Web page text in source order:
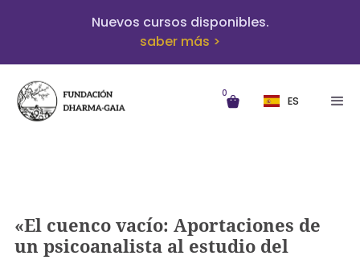
Nuevos cursos disponibles.
saber más >
0
ES
«El cuenco vacío: Aportaciones de
un psicoanalista al estudio del